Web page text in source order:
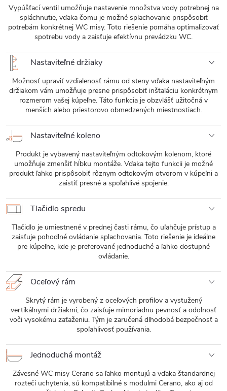
Vypúšťací ventil umožňuje nastavenie množstva vody potrebnej na
spláchnutie, vďaka čomu je možné splachovanie prispôsobiť
potrebám konkrétnej WC misy. Toto riešenie pomáha optimalizovať
spotrebu vody a zaisťuje efektívnu prevádzku WC.
Nastaviteľné držiaky
Možnosť upraviť vzdialenosť rámu od steny vďaka nastaviteľným
držiakom vám umožňuje presne prispôsobiť inštaláciu konkrétnym
rozmerom vašej kúpeľne. Táto funkcia je obzvlášť užitočná v
menších alebo priestorovo obmedzených miestnostiach.
Nastaviteľné koleno
Produkt je vybavený nastaviteľným odtokovým kolenom, ktoré
umožňuje zmenšiť hĺbku montáže. Vďaka tejto funkcii je možné
produkt ľahko prispôsobiť rôznym odtokovým otvorom v kúpeľni a
zaistiť presné a spoľahlivé spojenie.
Tlačidlo spredu
Tlačidlo je umiestnené v prednej časti rámu, čo uľahčuje prístup a
zaisťuje pohodlné ovládanie splachovania. Toto riešenie je ideálne
pre kúpeľne, kde je preferované jednoduché a ľahko dostupné
ovládanie.
Oceľový rám
Skrytý rám je vyrobený z oceľových profilov a vystužený
vertikálnymi držiakmi, čo zaisťuje mimoriadnu pevnosť a odolnosť
voči vysokému zaťaženiu. Tým je zaručená dlhodobá bezpečnosť a
spoľahlivosť používania.
Jednoduchá montáž
Závesné WC misy Cerano sa ľahko montujú a vďaka štandardnej
rozteči uchytenia, sú kompatibilné s modulmi Cerano, ako aj od